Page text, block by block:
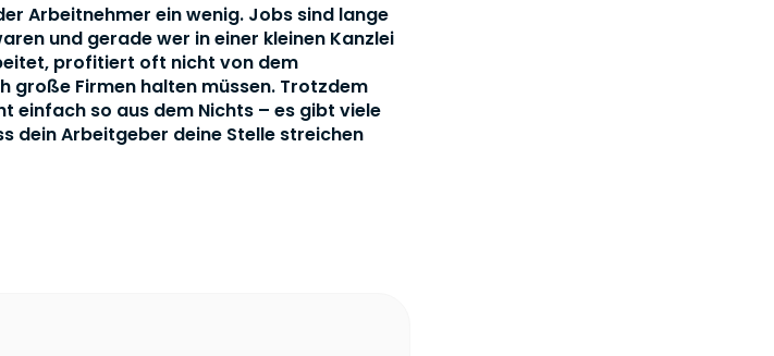
Arbeitnehmer ein wenig. Jobs sind lange
und gerade wer in einer kleinen Kanzlei
profitiert oft nicht von dem
große Firmen halten müssen. Trotzdem
einfach so aus dem Nichts – es gibt viele
dein Arbeitgeber deine Stelle streichen